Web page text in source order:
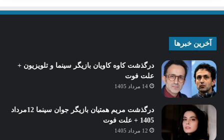
آخرین خبرها
درگذشت کاوه کاویان بازیگر سینما و تلویزیون +
علت فوت
14 مرداد 1405
درگذشت مریم همتیان بازیگر جوان سینما 12مرداد
1405 + علت فوت
12 مرداد 1405